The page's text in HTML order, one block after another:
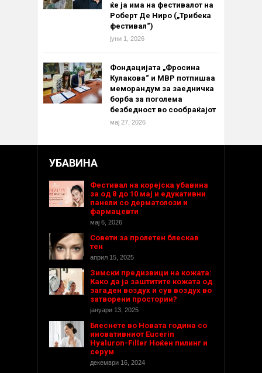
ќе ја има на фестивалот на
Роберт Де Ниро („Трибека
фестивал“)
јуни 1, 2026
Фондацијата „Фросина
Кулакова“ и МВР потпишаа
меморандум за заедничка
борба за поголема
безбедност во сообраќајот
мај 27, 2026
УБАВИНА
Фестивал на корејска убавина
за од 8 до 10 мај и едукативни
панели со дерматолози и
фармацевти
мај 6, 2026
Совети за пролетен блескав
тен
април 15, 2025
Зимски предизвици на кожата:
Како да ја заштитите кожата од
загаден воздух и сув воздух во
затворени простории?
јануари 13, 2025
Блеснете во Новата година со
иновативниот Eucerin
Hyaluron-Filler Ноќен пилинг и
серум
декември 16, 2024